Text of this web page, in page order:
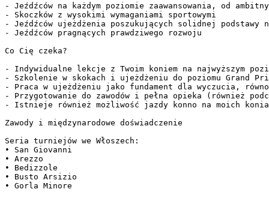
- Jeźdźców na każdym poziomie zaawansowania, od
- Skoczków z wysokimi wymaganiami sportowymi
- Jeźdźców ujeżdżenia poszukujących solidnej podstawy
- Jeźdźców pragnących prawdziwego rozwoju
Co Cię czeka?
- Indywidualne lekcje z Twoim koniem na najwyższym
- Szkolenie w skokach i ujeżdżeniu do poziomu Grand
- Praca w ujeżdżeniu jako fundament dla wyczucia,
- Przygotowanie do zawodów i pełna opieka (również
- Istnieje również możliwość jazdy konno na moich
Zawody i międzynarodowe doświadczenie
Seria turniejów we Włoszech:
• San Giovanni
• Arezzo
• Bedizzole
• Busto Arsizio
• Gorla Minore